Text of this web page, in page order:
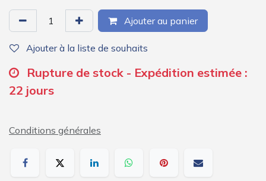
Ajouter au panier
Ajouter à la liste de souhaits
Rupture de stock - Expédition estimée :
22 jours
Conditions générales